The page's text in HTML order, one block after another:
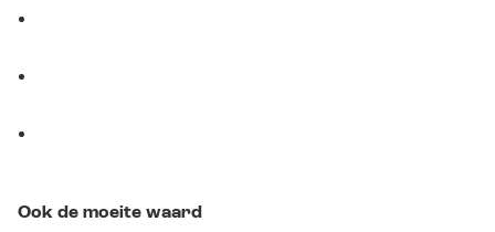
Ook de moeite waard